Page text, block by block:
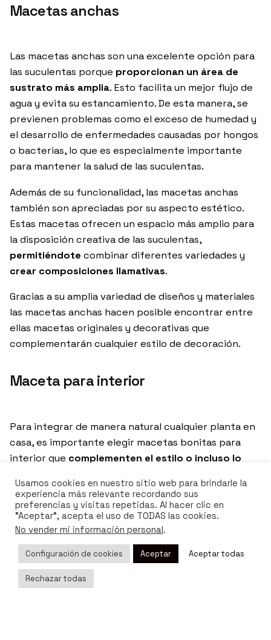
Macetas anchas
Las macetas anchas son una excelente opción para
las suculentas porque proporcionan un área de
sustrato más amplia. Esto facilita un mejor flujo de
agua y evita su estancamiento. De esta manera, se
previenen problemas como el exceso de humedad y
el desarrollo de enfermedades causadas por hongos
o bacterias, lo que es especialmente importante
para mantener la salud de las suculentas.
Además de su funcionalidad, las macetas anchas
también son apreciadas por su aspecto estético.
Estas macetas ofrecen un espacio más amplio para
la disposición creativa de las suculentas,
permitiéndote combinar diferentes variedades y
crear composiciones llamativas.
Gracias a su amplia variedad de diseños y materiales
las macetas anchas hacen posible encontrar entre
ellas macetas originales y decorativas que
complementarán cualquier estilo de decoración.
Maceta para interior
Para integrar de manera natural cualquier planta en
casa, es importante elegir macetas bonitas para
interior que complementen el estilo o incluso lo
haceBioo Lux.
Al seleccionar macetas para suculentas, considera el
tamaño, la forma y el material. Opta por materiales
como cerámica o terracota que ofrecen durabilidad
y excelentes propiedades de retención de humedad.
Con una amplia variedad de colores y diseños
Usamos cookies en nuestro sitio web para brindarle la
experiencia más relevante recordando sus
preferencias y visitas repetidas. Al hacer clic en
"Aceptar", acepta el uso de TODAS las cookies.
No vender mi información personal.
Configuración de cookies Aceptar Aceptar todas
Rechazar todas